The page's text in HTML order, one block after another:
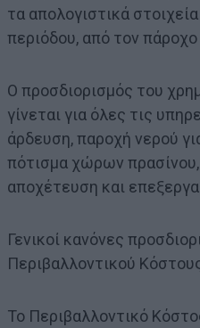
τα απολογιστικά
περιόδου, από τον
Ο προσδιορισμός του
γίνεται για όλες τις
άρδευση, παροχή νερού
πότισμα χώρων
αποχέτευση και
Γενικοί κανόνες
Περιβαλλοντικού
Το Περιβαλλοντικό